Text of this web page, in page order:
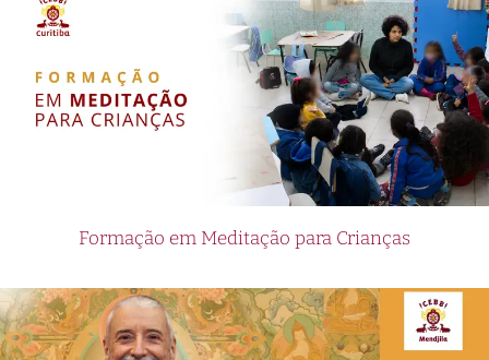
Formação em Meditação para Crianças